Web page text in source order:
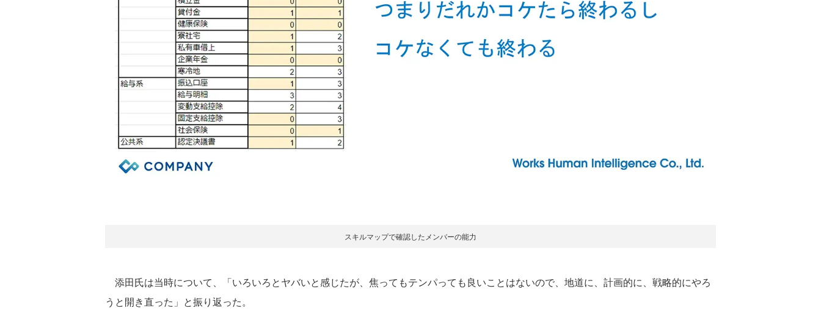
スキルマップで確認したメンバーの能力
添田氏は当時について、「いろいろとヤバいと感じたが、焦ってもテンパっても良いことはないので、地道に、計画的に、戦略的にやろ
うと開き直った」と振り返った。